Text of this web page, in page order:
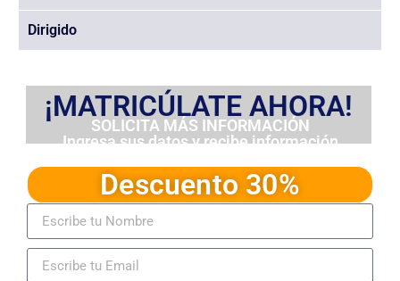
Dirigido
¡MATRICÚLATE AHORA!
SOLICITA MÁS INFORMACIÓN
Ingresa sus datos y recibe información
Descuento 30%